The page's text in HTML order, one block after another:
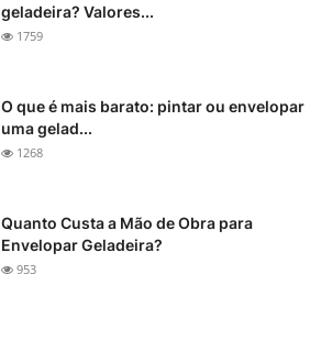
geladeira? Valores...
1759
O que é mais barato: pintar ou envelopar
uma gelad...
1268
Quanto Custa a Mão de Obra para
Envelopar Geladeira?
953